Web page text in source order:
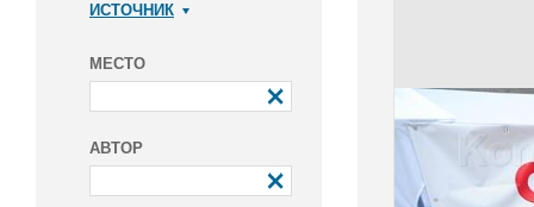
ИСТОЧНИК
МЕСТО
АВТОР